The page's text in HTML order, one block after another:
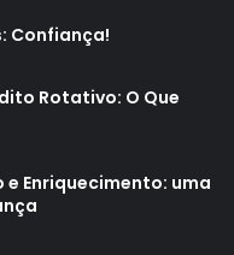
Confiança!
Rotativo: O Que
Enriquecimento: uma